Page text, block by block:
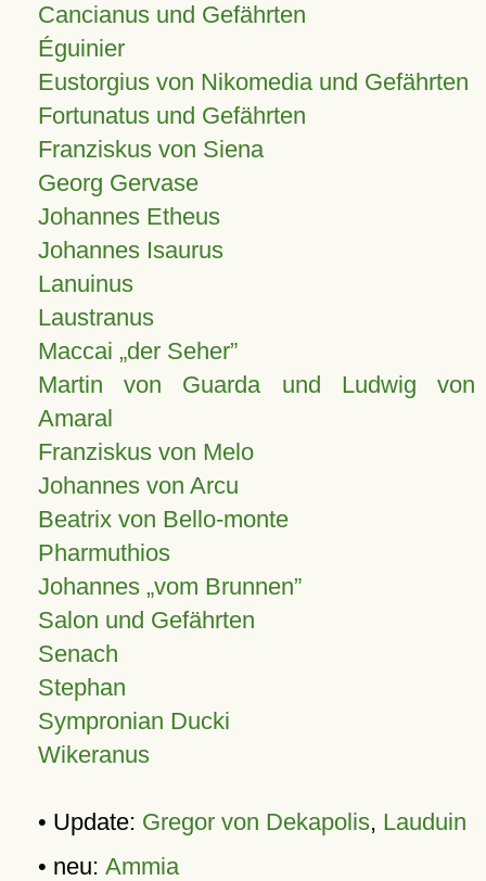
Cancianus und Gefährten
Éguinier
Eustorgius von Nikomedia und Gefährten
Fortunatus und Gefährten
Franziskus von Siena
Georg Gervase
Johannes Etheus
Johannes Isaurus
Lanuinus
Laustranus
Maccai „der Seher”
Martin von Guarda und Ludwig von
Amaral
Franziskus von Melo
Johannes von Arcu
Beatrix von Bello-monte
Pharmuthios
Johannes vom Brunnen
Salon und Gefährten
Senach
Stephan
Sympronian Ducki
Wikeranus
• Update: Gregor von Dekapolis, Lauduin
• neu: Ammia